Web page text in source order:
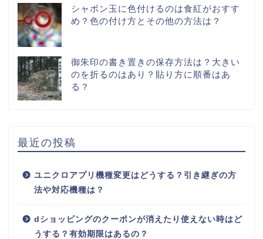
シャボン玉に色付けるのは食紅がおすす
め？色の付け方とその他の方法は？
御朱印の書き置きの保存方法は？大きい
のを折るのはあり？貼り方に順番はあ
る？
最近の投稿
ユニクロアプリ機種変更はどうする？引き継ぎの方
法や対応機種は？
dショッピングのクーポンが消えたり使えない時はど
うする？有効期限はあるの？